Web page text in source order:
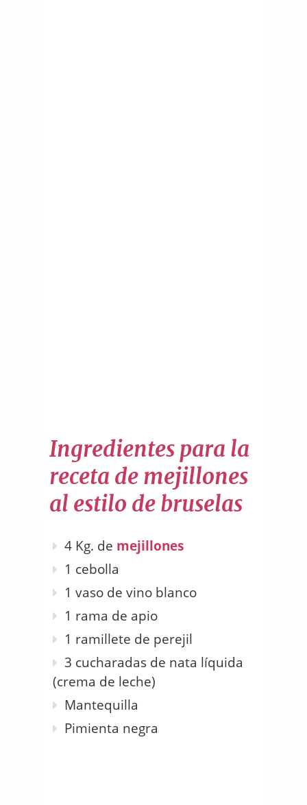
Ingredientes para la
receta de mejillones
al estilo de bruselas
4 Kg. de mejillones
1 cebolla
1 vaso de vino blanco
1 rama de apio
1 ramillete de perejil
3 cucharadas de nata líquida
(crema de leche)
Mantequilla
Pimienta negra